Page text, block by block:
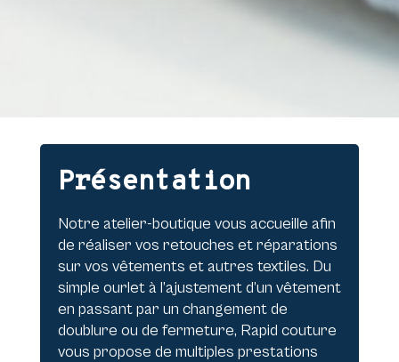
Présentation
Notre atelier-boutique vous accueille afin
de réaliser vos retouches et réparations
sur vos vêtements et autres textiles. Du
simple ourlet à l’ajustement d’un vêtement
en passant par un changement de
doublure ou de fermeture, Rapid couture
vous propose de multiples prestations